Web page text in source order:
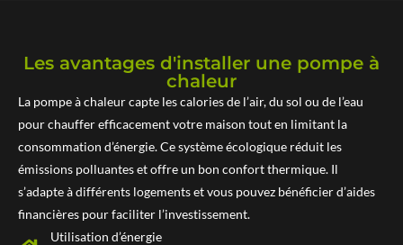
Les avantages d'installer une pompe à
chaleur
La pompe à chaleur capte les calories de l’air, du sol ou de l’eau
pour chauffer efficacement votre maison tout en limitant la
consommation d’énergie. Ce système écologique réduit les
émissions polluantes et offre un bon confort thermique. Il
s’adapte à différents logements et vous pouvez bénéficier d’aides
financières pour faciliter l’investissement.
Utilisation d’énergie